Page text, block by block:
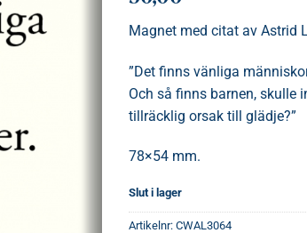
Magnet med citat av Astrid
”Det finns vänliga
Och så finns barnen, skulle
tillräcklig orsak till glädje?”
78×54 mm.
Slut i lager
Artikelnr: CWAL3064